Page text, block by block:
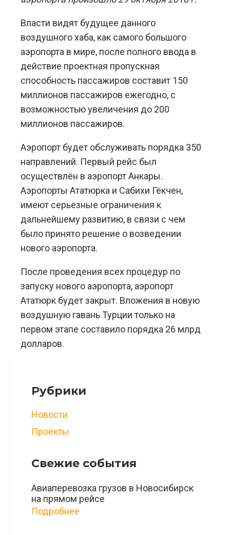
Власти видят будущее данного
воздушного хаба, как самого большого
аэропорта в мире, после полного ввода в
действие проектная пропускная
способность пассажиров составит 150
миллионов пассажиров ежегодно, с
возможностью увеличения до 200
миллионов пассажиров.
Аэропорт будет обслуживать порядка 350
направлений. Первый рейс был
осуществлён в аэропорт Анкары.
Аэропорты Ататюрка и Сабихи Гёкчен,
имеют серьезные ограничения к
дальнейшему развитию, в связи с чем
было принято решение о возведении
нового аэропорта.
После проведения всех процедур по
запуску нового аэропорта, аэропорт
Ататюрк будет закрыт. Вложения в новую
воздушную гавань Турции только на
первом этапе составило порядка 26 млрд
долларов.
Рубрики
Новости
Проекты
Свежие события
Авиаперевозка грузов в Новосибирск
на прямом рейсе
Подробнее